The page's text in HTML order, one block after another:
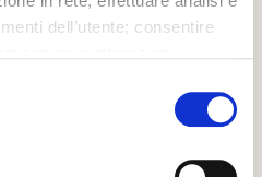
dell’utente; consentire
all’uso di tutti i cookie non
di profilazione, analitici e
e può essere revocato in
di Cilea chiude la
di Venezia